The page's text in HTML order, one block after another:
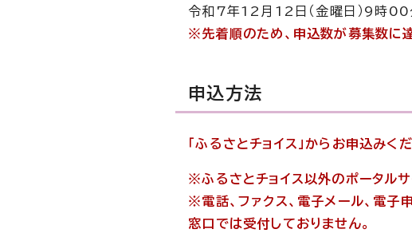
令和7年12月12日（金曜日）9時00
※先着順のため、申込数が募集数に
申込方法
「ふるさとチョイス」からお申込みくだ
※ふるさとチョイス以外のポータル
※電話、ファクス、電子メール、電子申
窓口では受付しておりません。